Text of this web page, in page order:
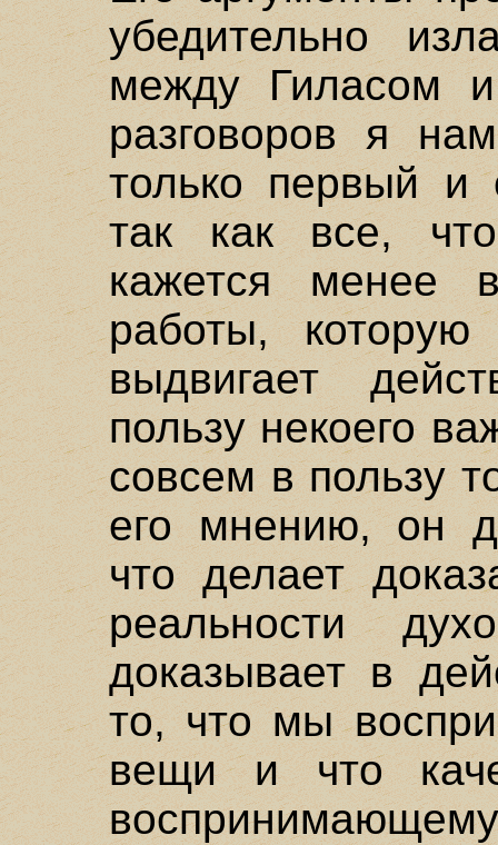
убедительно
между Гиласом
разговоров я
только первый и
так как все,
кажется менее
работы,
выдвигает
пользу некоего
совсем в пользу
его мнению, он
что делает
реальности
доказывает в
то, что мы
вещи и что
воспринимающему